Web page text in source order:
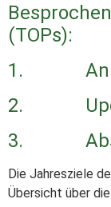
(TOPs):
1.
2.
3.
Die Jahresziele
Übersicht über